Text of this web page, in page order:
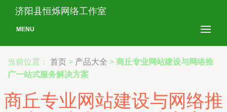
济阳县恒烁网络工作室
MENU
当前位置： 首页 > 产品大全 > 商丘专业网站建设与网络推
广一站式服务解决方案
商丘专业网站建设与网络推